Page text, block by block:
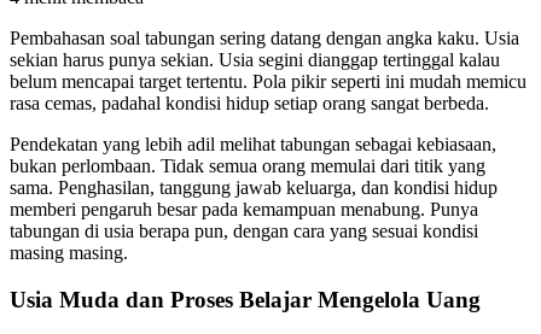
Pembahasan soal tabungan sering datang dengan angka kaku. Usia
sekian harus punya sekian. Usia segini dianggap tertinggal kalau
belum mencapai target tertentu. Pola pikir seperti ini mudah memicu
rasa cemas, padahal kondisi hidup setiap orang sangat berbeda.
Pendekatan yang lebih adil melihat tabungan sebagai kebiasaan,
bukan perlombaan. Tidak semua orang memulai dari titik yang
sama. Penghasilan, tanggung jawab keluarga, dan kondisi hidup
memberi pengaruh besar pada kemampuan menabung. Punya
tabungan di usia berapa pun, dengan cara yang sesuai kondisi
masing masing.
Usia Muda dan Proses Belajar Mengelola Uang